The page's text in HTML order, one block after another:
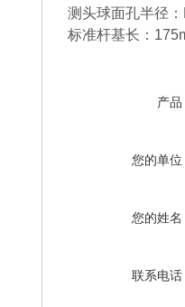
测头球面孔半径
标准杆基长：
产品
您的单位
您的姓名
联系电话